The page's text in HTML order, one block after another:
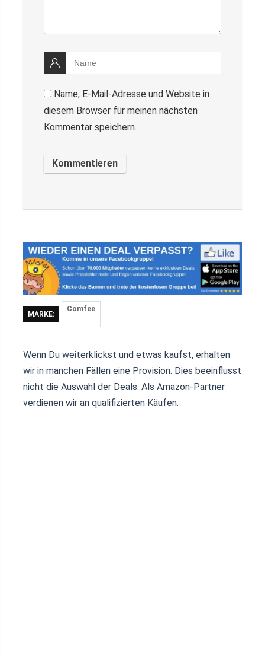
Name, E-Mail-Adresse und Website in
diesem Browser für meinen nächsten
Kommentar speichern.
MARKE:
Comfee
Wenn Du weiterklickst und etwas kaufst, erhalten
wir in manchen Fällen eine Provision. Dies beeinflusst
nicht die Auswahl der Deals. Als Amazon-Partner
verdienen wir an qualifizierten Käufen.